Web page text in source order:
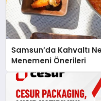
Samsun’da Kahvaltı
Menemeni Önerileri